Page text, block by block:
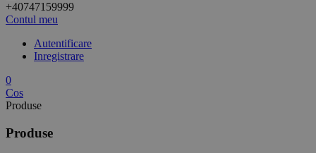
+40747159999
Contul meu
Autentificare
Inregistrare
0
Cos
Produse
Produse